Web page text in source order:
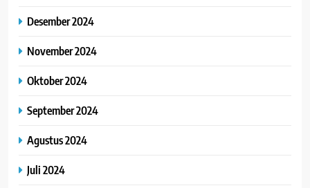
Desember 2024
November 2024
Oktober 2024
September 2024
Agustus 2024
Juli 2024